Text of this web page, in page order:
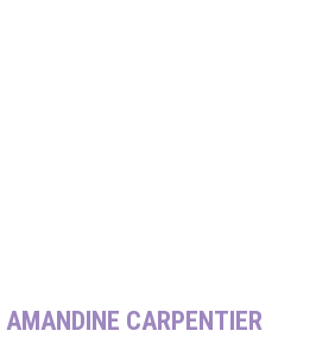
AMANDINE CARPENTIER